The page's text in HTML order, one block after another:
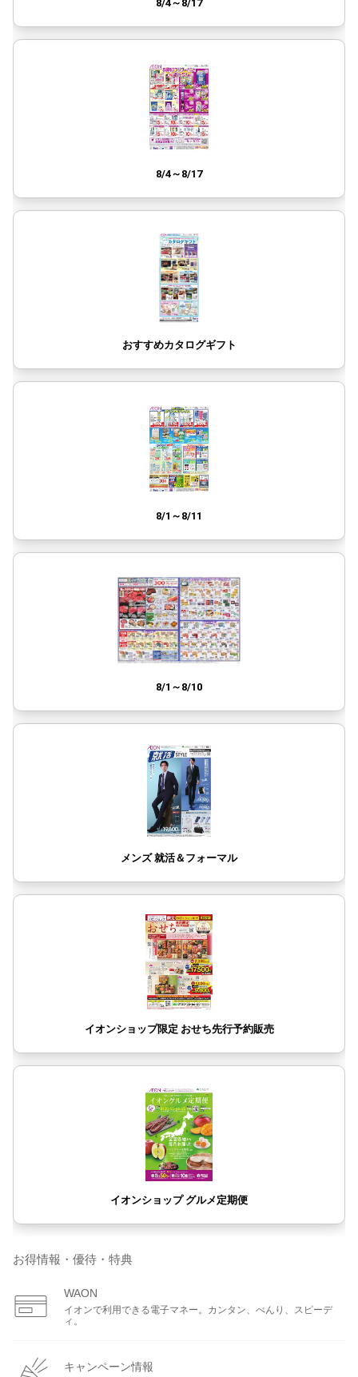
お得情報・優待・特典
WAON
イオンで利用できる電子マネー。カンタン、べんり、スピーデ
ィ。
キャンペーン情報